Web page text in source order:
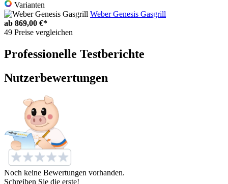
Varianten
Weber Genesis Gasgrill
ab 869,00 €*
49 Preise vergleichen
Professionelle Testberichte
Nutzerbewertungen
Noch keine Bewertungen vorhanden.
Schreiben Sie die erste!